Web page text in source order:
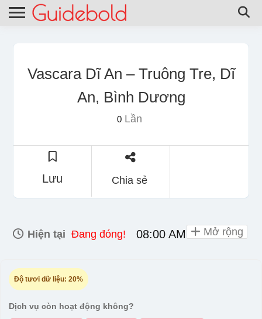
Vascara Dĩ An – Truông Tre, Dĩ
An, Bình Dương
0Lần
Lưu Chia sẻ
Hiện tại Đang đóng! 08:00 AM - 10:00 PM
Độ tươi dữ liệu: 20%
Dịch vụ còn hoạt động không?
Mở rộng